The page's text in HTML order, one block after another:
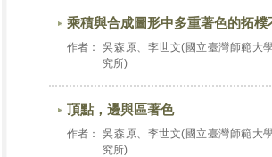
乘積與合成圖形中多重著色的拓樸
作者：
吳森原、李世文(國立臺灣師範大
究所)
頂點，邊與區著色
作者：
吳森原、李世文(國立臺灣師範大
究所)